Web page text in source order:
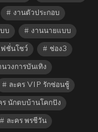
งานตัวประกอบ
บ งานนายแบบ
ชั่นโชว์ ช่อง3
นวงการบันเทิง
ละคร VIP รักซ่อนชู้
ร นักตบบ้านโคกปัง
ละคร พรชีวัน